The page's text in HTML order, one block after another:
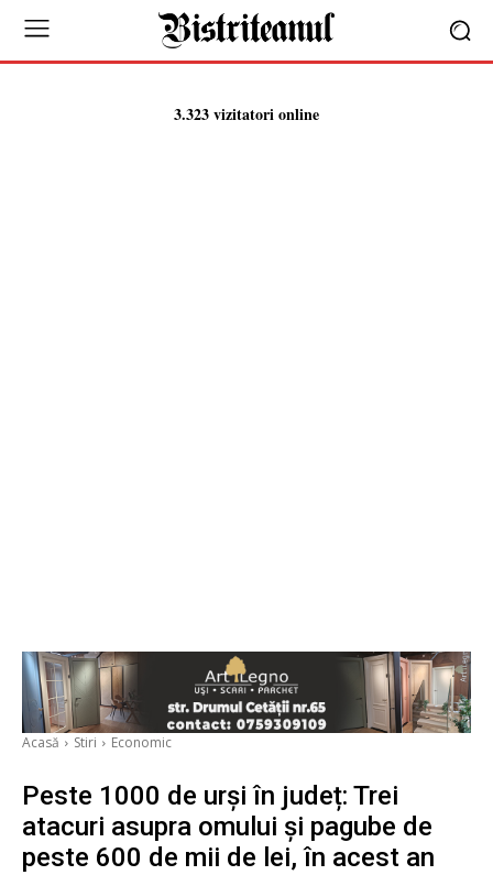
3.323 vizitatori online
Acasă Stiri Economic
Peste 1000 de urși în județ: Trei
atacuri asupra omului și pagube de
peste 600 de mii de lei, în acest an